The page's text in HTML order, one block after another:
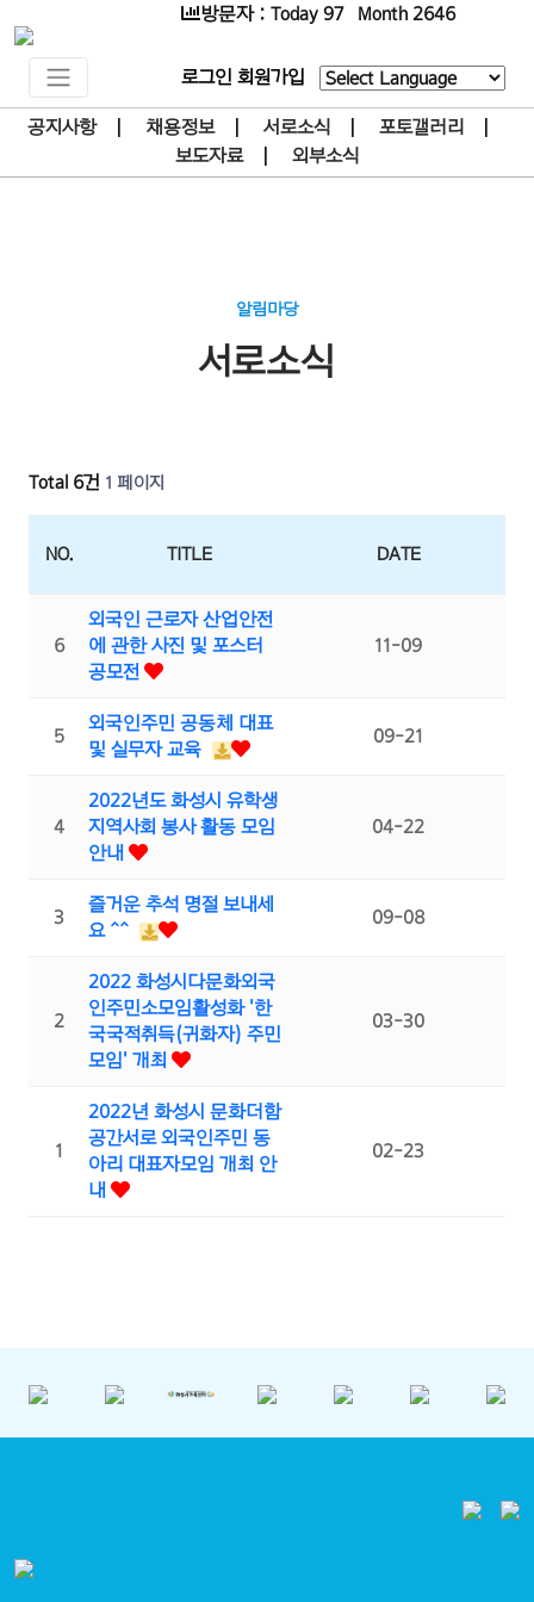
방문자 : Today 97 Month 2646
로그인 회원가입
Powered by
공지사항| 채용정보| 서로소식 포토갤러리
보도자료| 외부소식
알림마당
서로소식
Total 6건 1 페이지
NO. TITLE DATE
6
외국인 근로자 산업안전
에 관한 사진 및 포스터
공모전
11-09
5
외국인주민 공동체 대표
및 실무자 교육
09-21
4
2022년도 화성시 유학생
지역사회 봉사 활동 모임
안내
04-22
3
즐거운 추석 명절 보내세
요 ^^
09-08
2
2022 화성시다문화외국
인주민소모임활성화 '한
국국적취득(귀화자) 주민
모임' 개최
03-30
1
2022년 화성시 문화더함
공간서로 외국인주민 동
아리 대표자모임 개최 안
내
02-23